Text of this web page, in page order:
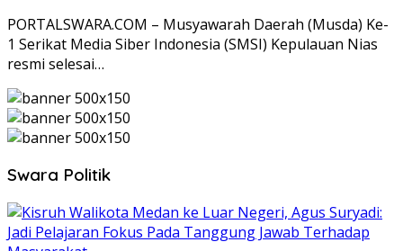
PORTALSWARA.COM – Musyawarah Daerah (Musda) Ke-
1 Serikat Media Siber Indonesia (SMSI) Kepulauan Nias
resmi selesai…
Swara Politik